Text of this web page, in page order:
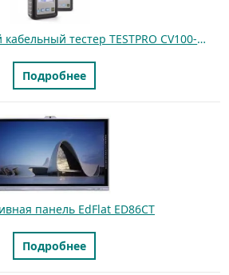
Сертифицирующий кабельный тестер TESTPRO CV100-K50 для медных линий
Подробнее
панель EdFlat ED86CT
Подробнее